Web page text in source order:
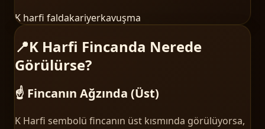
K harfi faldakariyerkavuşma
📍K Harfi Fincanda Nerede
Görülürse?
☝️ Fincanın Ağzında (Üst)
K Harfi sembolü fincanın üst kısmında görülüyorsa,